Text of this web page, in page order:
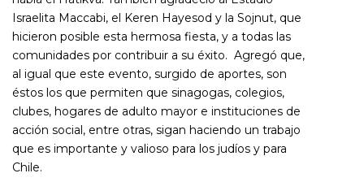
Israelita Maccabi, el Keren Hayesod y la Sojnut, que
hicieron posible esta hermosa fiesta, y a todas las
comunidades por contribuir a su éxito. Agregó que,
al igual que este evento, surgido de aportes, son
éstos los que permiten que sinagogas, colegios,
clubes, hogares de adulto mayor e instituciones de
acción social, entre otras, sigan haciendo un trabajo
que es importante y valioso para los judíos y para
Chile.